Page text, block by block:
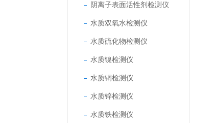
阴离子表面活性剂检测仪
水质双氧水检测仪
水质硫化物检测仪
水质镍检测仪
水质铜检测仪
水质锌检测仪
水质铁检测仪